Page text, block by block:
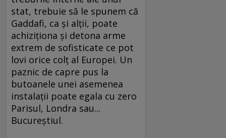
stat, trebuie să le spunem că
Gaddafi, ca şi alţii, poate
achiziţiona şi detona arme
extrem de sofisticate ce pot
lovi orice colţ al Europei. Un
paznic de capre pus la
butoanele unei asemenea
instalaţii poate egala cu zero
Parisul, Londra sau...
Bucureştiul.